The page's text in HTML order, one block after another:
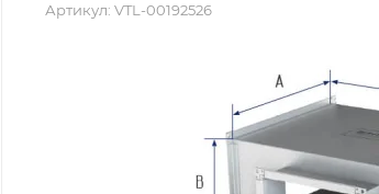
Артикул: VTL-00192526